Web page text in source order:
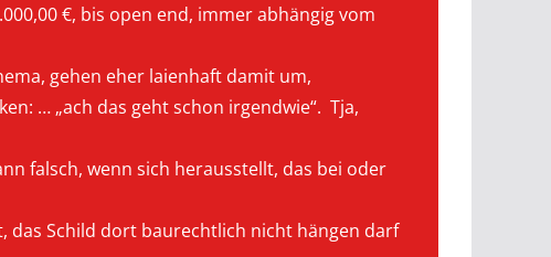
€, bis open end, immer abhängig vom
gehen eher laienhaft damit um,
… „ach das geht schon irgendwie“. Tja,
falsch, wenn sich herausstellt, das bei oder
das Schild dort baurechtlich nicht hängen darf